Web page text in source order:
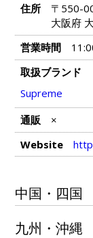
住所
〒550-
大阪府
営業時間
取扱ブランド
Supreme
通販
×
Website
中国・四国
九州・沖縄